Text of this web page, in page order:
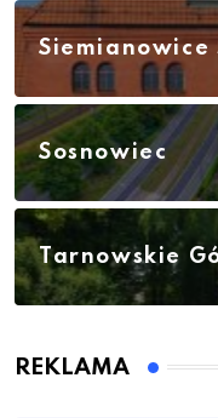
Siemianowice
Sosnowiec
Tarnowskie
REKLAMA